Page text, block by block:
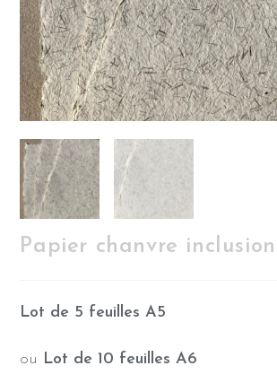
Papier chanvre
Lot de 5 feuilles A5
ou Lot de 10 feuilles A6